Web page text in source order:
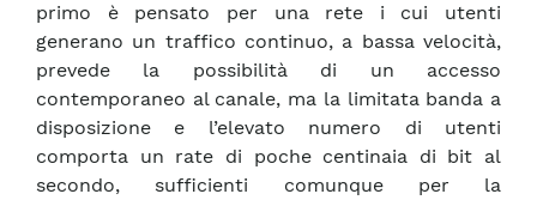
primo è pensato per una rete i cui utenti
generano un traffico continuo, a bassa velocità,
prevede la possibilità di un accesso
contemporaneo al canale, ma la limitata banda a
disposizione e l’elevato numero di utenti
comporta un rate di poche centinaia di bit al
secondo, sufficienti comunque per la